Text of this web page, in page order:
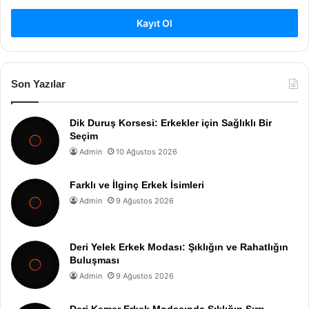
Kayıt Ol
Son Yazılar
Dik Duruş Korsesi: Erkekler için Sağlıklı Bir
Seçim
Admin 10 Ağustos 2026
Farklı ve İlginç Erkek İsimleri
Admin 9 Ağustos 2026
Deri Yelek Erkek Modası: Şıklığın ve Rahatlığın
Buluşması
Admin 9 Ağustos 2026